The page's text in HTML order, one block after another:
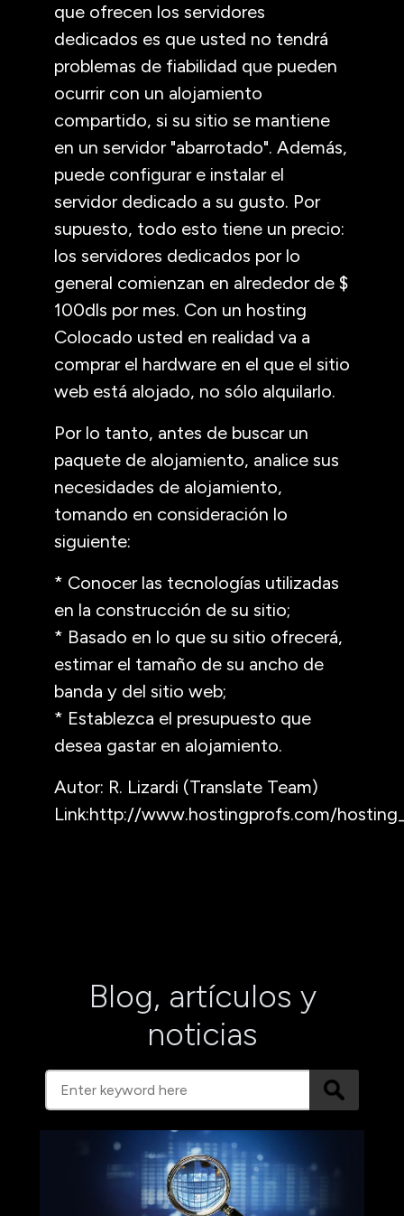
que ofrecen los servidores
dedicados es que usted no tendrá
problemas de fiabilidad que pueden
ocurrir con un alojamiento
compartido, si su sitio se mantiene
en un servidor "abarrotado". Además,
puede configurar e instalar el
servidor dedicado a su gusto. Por
supuesto, todo esto tiene un precio:
los servidores dedicados por lo
general comienzan en alrededor de $
100dls por mes. Con un hosting
Colocado usted en realidad va a
comprar el hardware en el que el sitio
web está alojado, no sólo alquilarlo.
Por lo tanto, antes de buscar un
paquete de alojamiento, analice sus
necesidades de alojamiento,
tomando en consideración lo
siguiente:
* Conocer las tecnologías utilizadas
en la construcción de su sitio;
* Basado en lo que su sitio ofrecerá,
estimar el tamaño de su ancho de
banda y del sitio web;
* Establezca el presupuesto que
desea gastar en alojamiento.
Autor: R. Lizardi (Translate Team)
Link:http://www.hostingprofs.com/
Blog, artículos y
noticias